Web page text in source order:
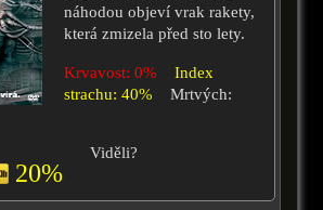
náhodou objeví vrak rakety,
která zmizela před sto lety.
Krvavost: 0%
Index
strachu: 40%
Mrtvých:
20%
Viděli?